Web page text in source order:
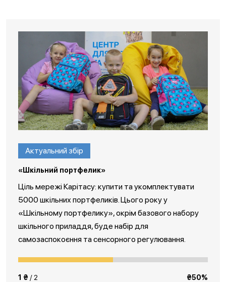
Актуальний збір
«Шкільний портфелик»
Ціль мережі Карітасу: купити та укомплектувати
5000 шкільних портфеликів. Цього року у
«Шкільному портфелику», окрім базового набору
шкільного приладдя, буде набір для
самозаспокоєння та сенсорного регулювання.
1 ₴ / 2 ₴50%